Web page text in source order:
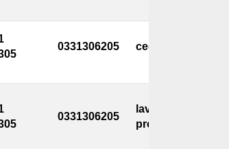
0331306205
0331306205